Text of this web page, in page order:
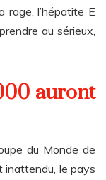
rage, l’hépatite E
au sérieux,
auront
du Monde de
inattendu, le pays